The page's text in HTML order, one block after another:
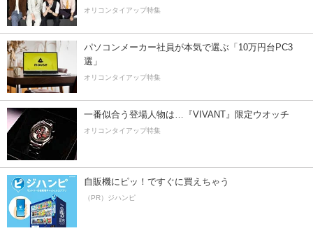
オリコンタイアップ特集
パソコンメーカー社員が本気で選ぶ「10万円台PC3
選」
オリコンタイアップ特集
一番似合う登場人物は…『VIVANT』限定ウオッチ
オリコンタイアップ特集
自販機にピッ！ですぐに買えちゃう
（PR）ジハンピ